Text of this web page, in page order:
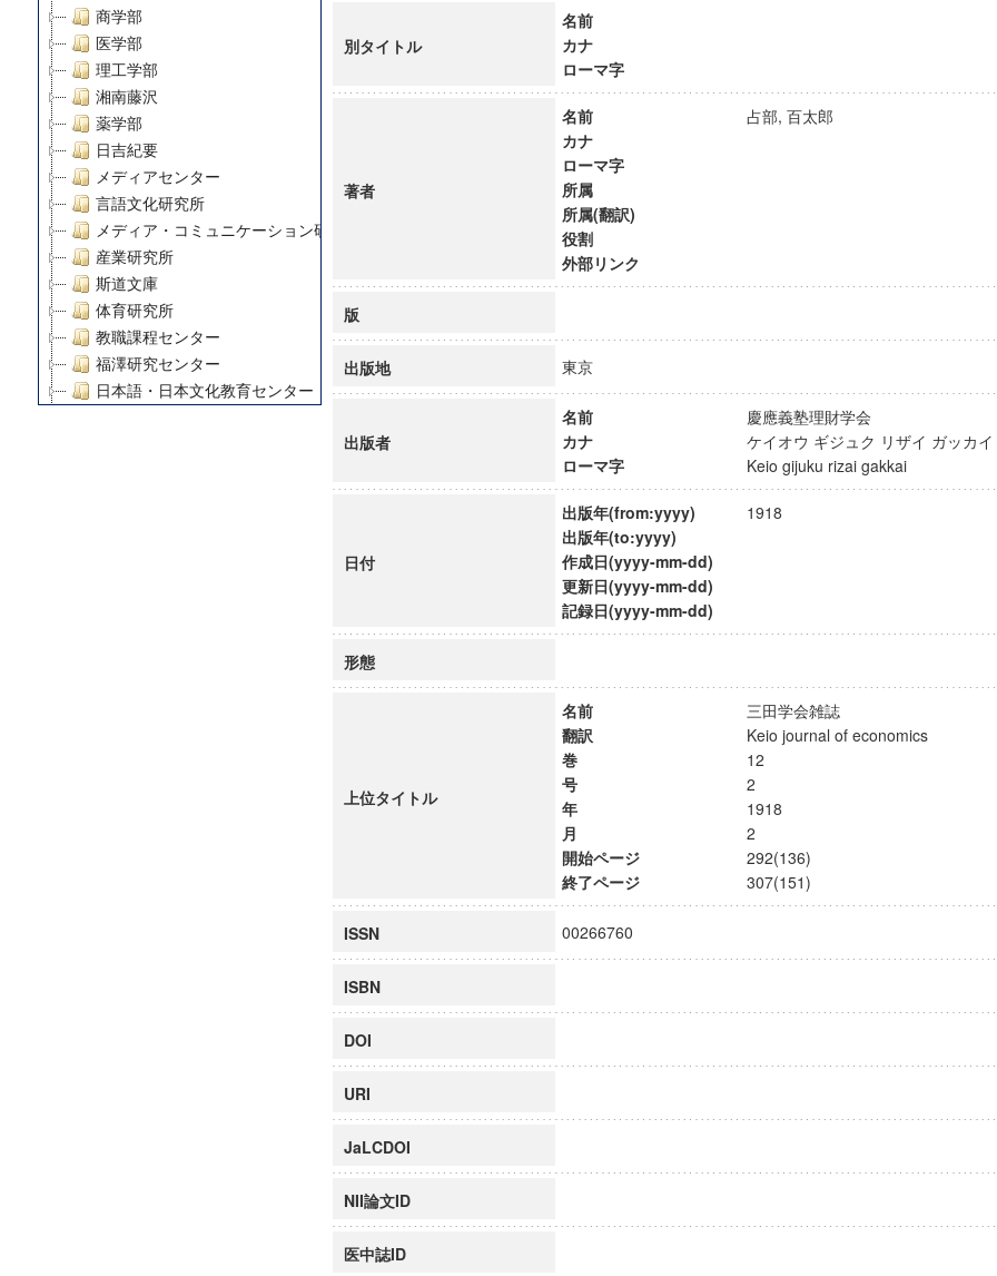
商学部
医学部
理工学部
湘南藤沢
薬学部
日吉紀要
メディアセンター
言語文化研究所
メディア・コミュニケーション研究所
産業研究所
斯道文庫
体育研究所
教職課程センター
福澤研究センター
日本語・日本文化教育センター
慶應義塾大学グローバルCOEプログラム市民社会ガバナンス教育研究センター
慶應義塾大学グローバルCOEプログラム論理と感性の先端的教育研究拠点
博士課程教育リーディングプログラム「超成熟社会発展のサイエンス」
別タイトル
名前
カナ
ローマ字
著者
名前
占部, 百太郎
カナ
ローマ字
所属
所属(翻訳)
役割
外部リンク
版
出版地 東京
出版者
名前
慶應義塾理財学会
カナ
ケイオウ ギジュク リザイ ガッ
ローマ字
Keio gijuku rizai gakkai
日付
出版年(from:yyyy)
1918
出版年(to:yyyy)
作成日(yyyy-mm-dd)
更新日(yyyy-mm-dd)
記録日(yyyy-mm-dd)
形態
上位タイトル
名前
三田学会雑誌
翻訳
Keio journal of economics
巻
12
号
2
年
1918
月
2
開始ページ
292(136)
終了ページ
307(151)
ISSN 00266760
ISBN
DOI
URI
JaLCDOI
NII論文ID
医中誌ID